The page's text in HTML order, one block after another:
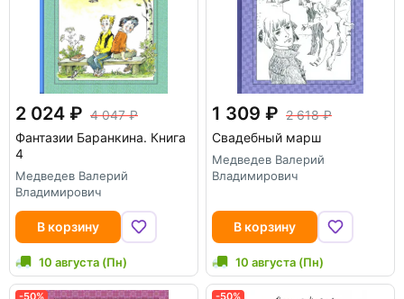
2 024
4 047
Фантазии Баранкина. Книга
4
Медведев Валерий
Владимирович
В корзину
10 августа (Пн)
1 309
2 618
Свадебный марш
Медведев Валерий
Владимирович
В корзину
10 августа (Пн)